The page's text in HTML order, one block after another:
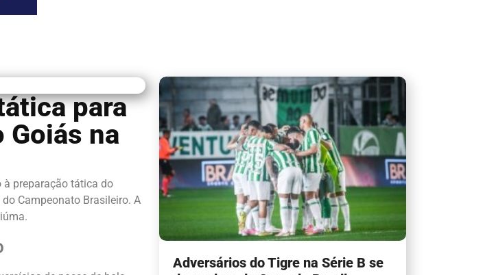
para
na
à preparação tática do
Campeonato Brasileiro. A
Adversários do Tigre na Série B se